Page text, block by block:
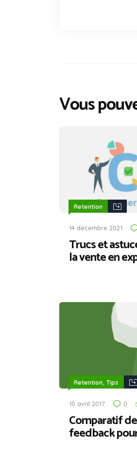
Vous
Retention
14 décembre 2021
Trucs et
la vente en
Retention Tips
10 avril 2017 0
Comparatif
feedback